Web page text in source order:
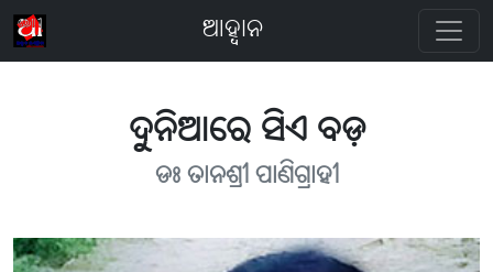
ଆହ୍ବାନ
ଦୁନିଆରେ ସିଏ ବଡ଼
ଡଃ ତାନଶ୍ରୀ ପାଣିଗ୍ରାହୀ